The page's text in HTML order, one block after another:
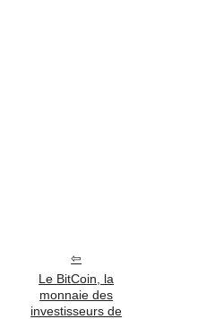
Le BitCoin, la
monnaie des
investisseurs de